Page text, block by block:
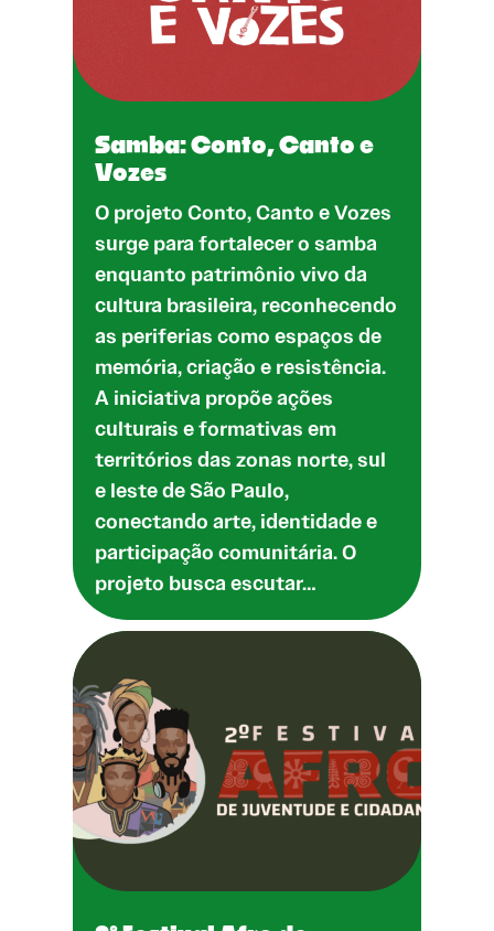
Samba: Conto, Canto e
Vozes
O projeto Conto, Canto e Vozes
surge para fortalecer o samba
enquanto patrimônio vivo da
cultura brasileira, reconhecendo
as periferias como espaços de
memória, criação e resistência.
A iniciativa propõe ações
culturais e formativas em
territórios das zonas norte, sul
e leste de São Paulo,
conectando arte, identidade e
participação comunitária. O
projeto busca escutar…